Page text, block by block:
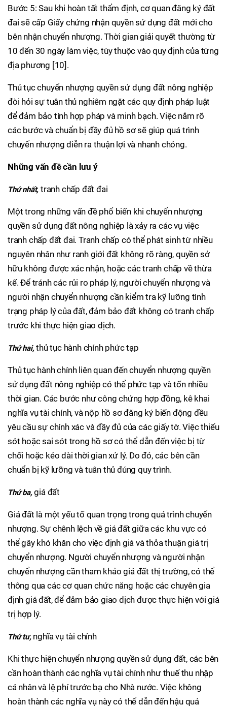
Bước 5: Sau khi hoàn tất thẩm định, cơ quan đăng ký đất
đai sẽ cấp Giấy chứng nhận quyền sử dụng đất mới cho
bên nhận chuyển nhượng. Thời gian giải quyết thường từ
10 đến 30 ngày làm việc, tùy thuộc vào quy định của từng
địa phương [10].
Thủ tục chuyển nhượng quyền sử dụng đất nông nghiệp
đòi hỏi sự tuân thủ nghiêm ngặt các quy định pháp luật
để đảm bảo tính hợp pháp và minh bạch. Việc nắm rõ
các bước và chuẩn bị đầy đủ hồ sơ sẽ giúp quá trình
chuyển nhượng diễn ra thuận lợi và nhanh chóng.
Những vấn đề cần lưu ý
Thứ nhất, tranh chấp đất đai
Một trong những vấn đề phổ biến khi chuyển nhượng
quyền sử dụng đất nông nghiệp là xảy ra các vụ việc
tranh chấp đất đai. Tranh chấp có thể phát sinh từ nhiều
nguyên nhân như ranh giới đất không rõ ràng, quyền sở
hữu không được xác nhận, hoặc các tranh chấp về thừa
kế. Để tránh các rủi ro pháp lý, người chuyển nhượng và
người nhận chuyển nhượng cần kiểm tra kỹ lưỡng tình
trạng pháp lý của đất, đảm bảo đất không có tranh chấp
trước khi thực hiện giao dịch.
Thứ hai,thủ tục hành chính phức tạp
Thủ tục hành chính liên quan đến chuyển nhượng quyền
sử dụng đất nông nghiệp có thể phức tạp và tốn nhiều
thời gian. Các bước như công chứng hợp đồng, kê khai
nghĩa vụ tài chính, và nộp hồ sơ đăng ký biến động đều
yêu cầu sự chính xác và đầy đủ của các giấy tờ. Việc thiếu
sót hoặc sai sót trong hồ sơ có thể dẫn đến việc bị từ
chối hoặc kéo dài thời gian xử lý. Do đó, các bên cần
chuẩn bị kỹ lưỡng và tuân thủ đúng quy trình.
Thứ ba,giá đất
Giá đất là một yếu tố quan trọng trong quá trình chuyển
nhượng. Sự chênh lệch về giá đất giữa các khu vực có
thể gây khó khăn cho việc định giá và thỏa thuận giá trị
chuyển nhượng. Người chuyển nhượng và người nhận
chuyển nhượng cần tham khảo giá đất thị trường, có thể
thông qua các cơ quan chức năng hoặc các chuyên gia
định giá đất, để đảm bảo giao dịch được thực hiện với giá
trị hợp lý.
Thứ tư,nghĩa vụ tài chính
Khi thực hiện chuyển nhượng quyền sử dụng đất, các bên
cần hoàn thành các nghĩa vụ tài chính như thuế thu nhập
cá nhân và lệ phí trước bạ cho Nhà nước. Việc không
hoàn thành các nghĩa vụ này có thể dẫn đến hậu quả